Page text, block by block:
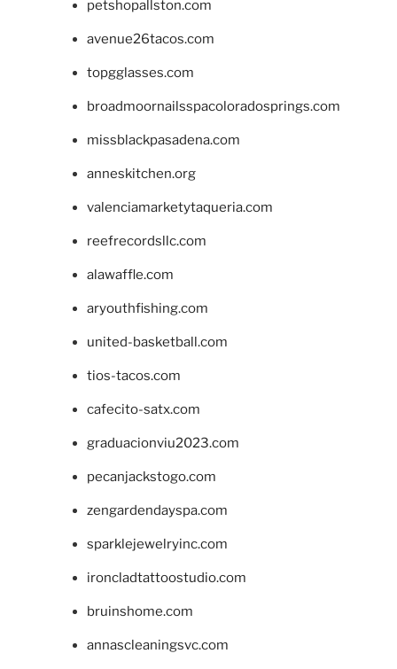
petshopallston.com
avenue26tacos.com
topgglasses.com
broadmoornailsspacoloradosprings.com
missblackpasadena.com
anneskitchen.org
valenciamarketytaqueria.com
reefrecordsllc.com
alawaffle.com
aryouthfishing.com
united-basketball.com
tios-tacos.com
cafecito-satx.com
graduacionviu2023.com
pecanjackstogo.com
zengardendayspa.com
sparklejewelryinc.com
ironcladtattoostudio.com
bruinshome.com
annascleaningsvc.com